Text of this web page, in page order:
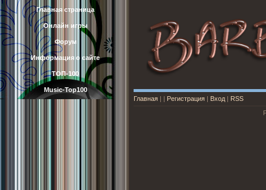
Главная страница
Онлайн игры
Форум
Информация о сайте
ТОП-100
Music-Top100
Главная
Регистрация Вход
RSS